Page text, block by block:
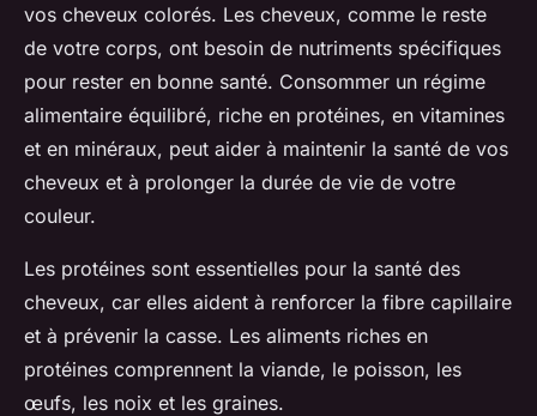
vos cheveux colorés. Les cheveux, comme le reste
de votre corps, ont besoin de nutriments spécifiques
pour rester en bonne santé. Consommer un régime
alimentaire équilibré, riche en protéines, en vitamines
et en minéraux, peut aider à maintenir la santé de vos
cheveux et à prolonger la durée de vie de votre
couleur.
Les protéines sont essentielles pour la santé des
cheveux, car elles aident à renforcer la fibre capillaire
et à prévenir la casse. Les aliments riches en
protéines comprennent la viande, le poisson, les
œufs, les noix et les graines.